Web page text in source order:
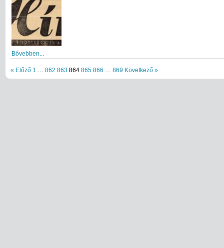
Bővebben...
« Előző 1 862 863 864 865 866 869 Következő »